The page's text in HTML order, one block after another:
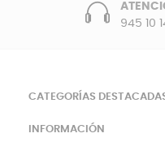
945 10
CATEGORÍAS
INFORMACIÓN